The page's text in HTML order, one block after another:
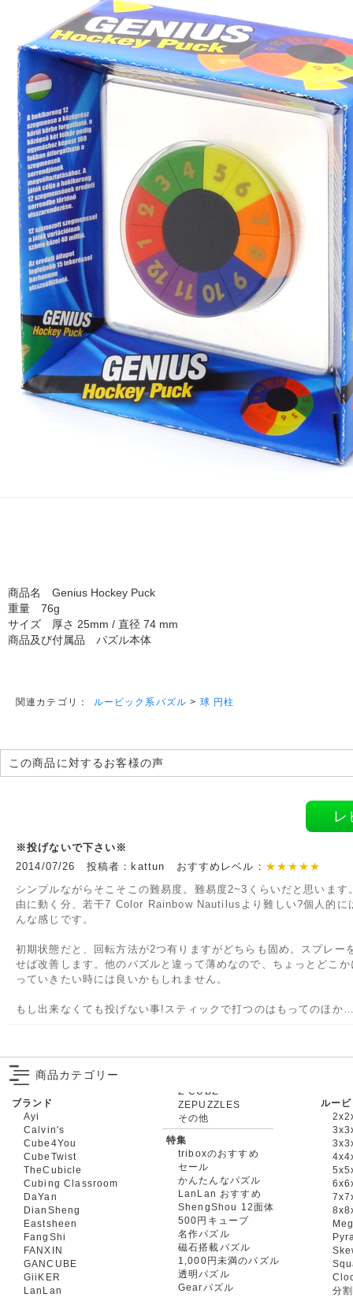
商品名 Genius Hockey Puck
重量 76g
サイズ 厚さ 25mm / 直径 74 mm
商品及び付属品 パズル本体
関連カテゴリ： ルービック系パズル > 球 円柱
この商品に対するお客様の声
レ
※投げないで下さい※
2014/07/26 投稿者：kattun おすすめレベル： ★★★★★
シンプルながらそこそこの難易度。難易度2~3くらいだと思います
由に動く分、若干7 Color Rainbow Nautilusより難しい?個人的に
んな感じです。
初期状態だと、回転方法が2つ有りますがどちらも固め。スプレー
せば改善します。他のパズルと違って薄めなので、ちょっとどこか
っていきたい時には良いかもしれません。
もし出来なくても投げない事!スティックで打つのはもってのほか
商品カテゴリー
ブランド
Ayi
Calvin's
Cube4You
CubeTwist
TheCubicle
Cubing Classroom
DaYan
DianSheng
Eastsheen
FangShi
FANXIN
GANCUBE
GiiKER
LanLan
ZEPUZZLES
その他
特集
triboxのおすすめ
セール
かんたんなパズル
LanLan おすすめ
ShengShou 12面体
500円キューブ
名作パズル
磁石搭載パズル
1,000円未満のパズル
透明パズル
Gearパズル
ルー
分